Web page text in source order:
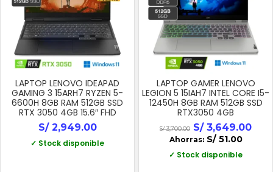
LAPTOP LENOVO IDEAPAD
GAMING 3 15ARH7 RYZEN 5-
6600H 8GB RAM 512GB SSD
RTX 3050 4GB 15.6″ FHD
S/2,949.00
✓ Stock disponible
LAPTOP GAMER LENOVO
LEGION 5 15IAH7 INTEL CORE I5-
12450H 8GB RAM 512GB SSD
RTX3050 4GB
S/3,700.00 S/3,649.00
Ahorras: S/51.00
✓ Stock disponible